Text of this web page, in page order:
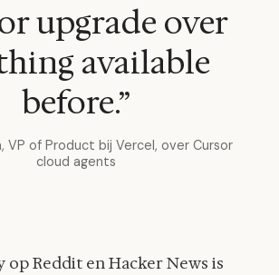
upgrade over
available
before.”
VP of Product bij Vercel, over Cursor
cloud agents
op Reddit en Hacker News is